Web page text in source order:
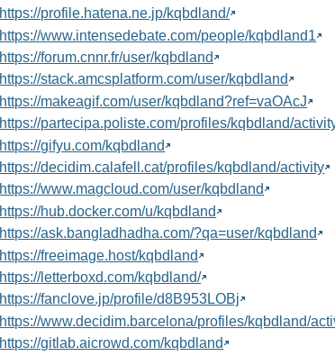
https://profile.hatena.ne.jp/kqbdland/
https://www.intensedebate.com/people/kqbdland1
https://forum.cnnr.fr/user/kqbdland
https://stack.amcsplatform.com/user/kqbdland
https://makeagif.com/user/kqbdland?ref=vaOAcJ
https://partecipa.poliste.com/profiles/kqbdland/
https://gifyu.com/kqbdland
https://decidim.calafell.cat/profiles/kqbdland/activity
https://www.magcloud.com/user/kqbdland
https://hub.docker.com/u/kqbdland
https://ask.bangladhadha.com/?qa=user/kqbdland
https://freeimage.host/kqbdland
https://letterboxd.com/kqbdland/
https://fanclove.jp/profile/d8B953LOBj
https://www.decidim.barcelona/profiles/kqbdland/
https://gitlab.aicrowd.com/kqbdland